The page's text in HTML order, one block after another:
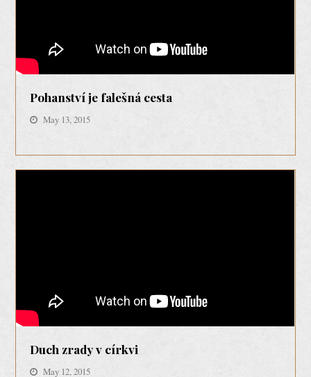
Pohanství je falešná cesta
May 13, 2015
Duch zrady v církvi
May 12, 2015